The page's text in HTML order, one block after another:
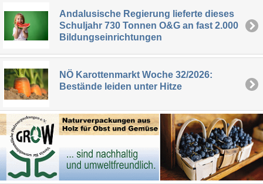
Andalusische Regierung lieferte dieses
Schuljahr 730 Tonnen O&G an fast 2.000
Bildungseinrichtungen
NÖ Karottenmarkt Woche 32/2026:
Bestände leiden unter Hitze